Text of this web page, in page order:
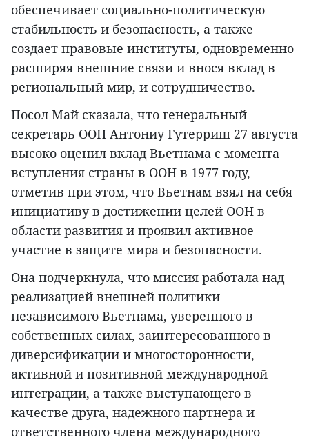
обеспечивает социально-политическую
стабильность и безопасность, а также
создает правовые институты, одновременно
расширяя внешние связи и внося вклад в
региональный мир, и сотрудничество.
Посол Май сказала, что генеральный
секретарь ООН Антониу Гутерриш 27 августа
высоко оценил вклад Вьетнама с момента
вступления страны в ООН в 1977 году,
отметив при этом, что Вьетнам взял на себя
инициативу в достижении целей ООН в
области развития и проявил активное
участие в защите мира и безопасности.
Она подчеркнула, что миссия работала над
реализацией внешней политики
независимого Вьетнама, уверенного в
собственных силах, заинтересованного в
диверсификации и многосторонности,
активной и позитивной международной
интеграции, а также выступающего в
качестве друга, надежного партнера и
ответственного члена международного